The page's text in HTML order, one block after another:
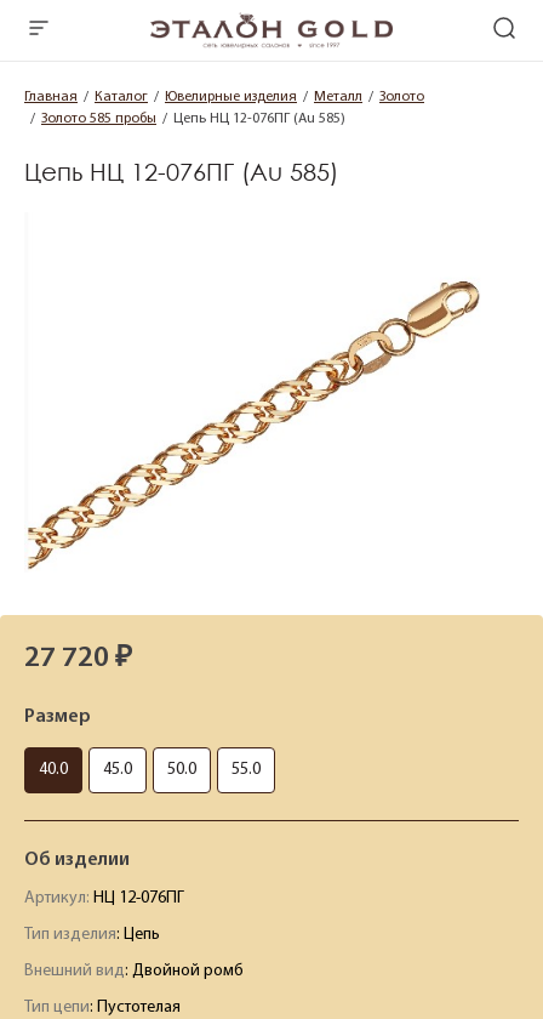
Главная Каталог Ювелирные изделия Металл
Золото
Золото 585 пробы
Цепь НЦ 12-076ПГ (Au 585)
Цепь НЦ 12-076ПГ (Au 585)
27 720 ₽
Размер
40.0 45.0 50.0 55.0
Об изделии
Артикул: НЦ 12-076ПГ
Тип изделия: Цепь
Внешний вид: Двойной ромб
Тип цепи: Пустотелая